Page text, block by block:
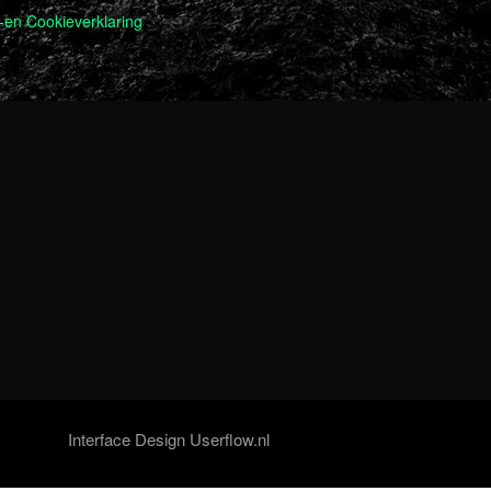
Cookieverklaring
Interface Design Userflow.nl